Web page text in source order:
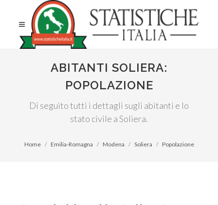
ABITANTI SOLIERA:
POPOLAZIONE
Di seguito tutti i dettagli sugli abitanti e lo
stato civile a Soliera.
Home Emilia-Romagna Modena Soliera Popolazione